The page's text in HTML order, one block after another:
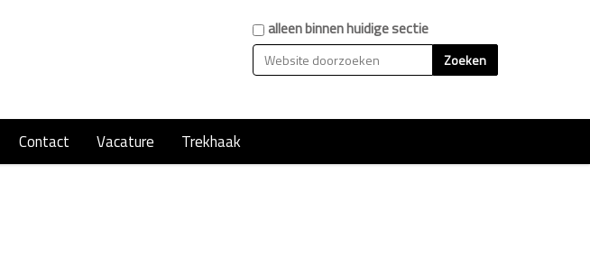
Zoekalleen binnen huidige sectie
Contact Vacature Trekhaak